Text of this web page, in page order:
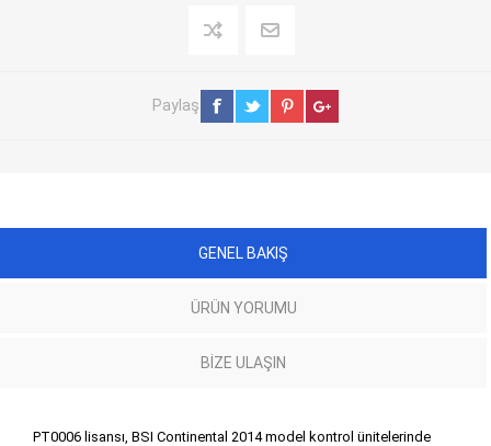
Paylaş
GENEL BAKIŞ
ÜRÜN YORUMU
BIZE ULAŞIN
PT0006 lisansı, BSI Continental 2014 model kontrol ünitelerinde